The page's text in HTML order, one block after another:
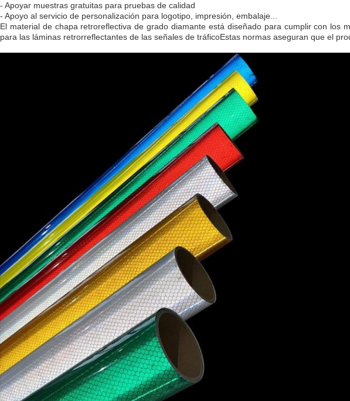
- Apoyar muestras gratuitas para pruebas de calidad
- Apoyo al servicio de personalización para logotipo, impresión, embalaje...
El material de chapa retroreflectiva de grado diamante está diseñado para cumplir con
para las láminas retrorreflectantes de las señales de tráficoEstas normas aseguran que el